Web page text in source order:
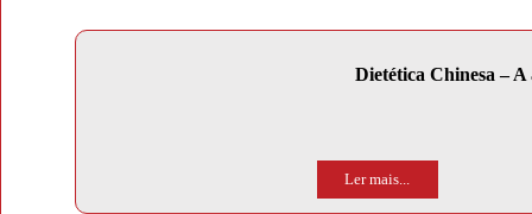
Dietética Chinesa –
Ler mais...